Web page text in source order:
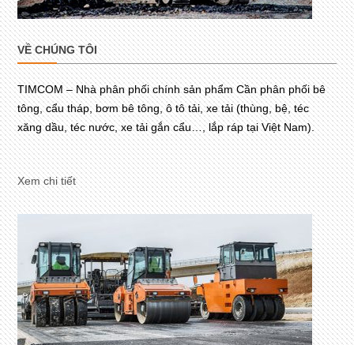
VỀ CHÚNG TÔI
TIMCOM – Nhà phân phối chính sản phẩm Cần phân phối bê
tông, cẩu tháp, bơm bê tông, ô tô tải, xe tải (thùng, bệ, téc
xăng dầu, téc nước, xe tải gắn cẩu…, lắp ráp tại Việt Nam).
Xem chi tiết